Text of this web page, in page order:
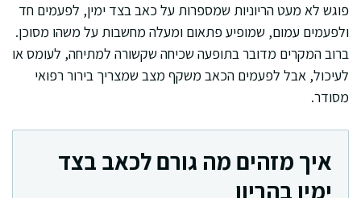
פוגש לא מעט הריוניות שמספרות על כאב בצד ימין, לפעמים חד
ולפעמים עמום, שמופיע פתאום ומעלה מחשבות על משהו מסוכן.
ברוב המקרים מדובר בתופעה שכיחה שקשורה למתיחה, לעומס או
לעיכול, אבל לפעמים הכאב משקף מצב שמצריך בירור רפואי
מסודר.
איך מזהים מה גורם לכאב בצד
ימין בהריון